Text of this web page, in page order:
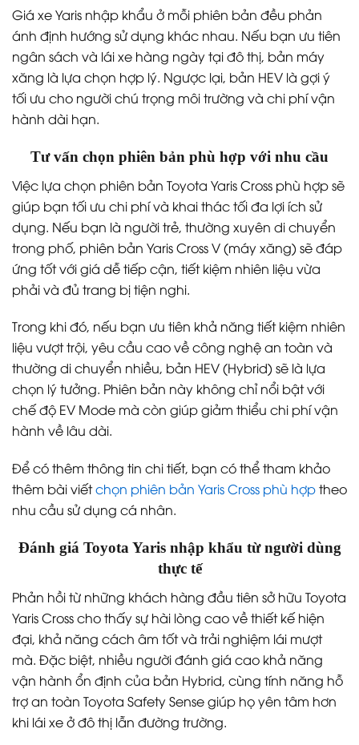
Giá xe Yaris nhập khẩu ở mỗi phiên bản đều phản
ánh định hướng sử dụng khác nhau. Nếu bạn ưu tiên
ngân sách và lái xe hàng ngày tại đô thị, bản máy
xăng là lựa chọn hợp lý. Ngược lại, bản HEV là gợi ý
tối ưu cho người chú trọng môi trường và chi phí vận
hành dài hạn.
Tư vấn chọn phiên bản phù hợp với nhu cầu
Việc lựa chọn phiên bản Toyota Yaris Cross phù hợp sẽ
giúp bạn tối ưu chi phí và khai thác tối đa lợi ích sử
dụng. Nếu bạn là người trẻ, thường xuyên di chuyển
trong phố, phiên bản Yaris Cross V (máy xăng) sẽ đáp
ứng tốt với giá dễ tiếp cận, tiết kiệm nhiên liệu vừa
phải và đủ trang bị tiện nghi.
Trong khi đó, nếu bạn ưu tiên khả năng tiết kiệm nhiên
liệu vượt trội, yêu cầu cao về công nghệ an toàn và
thường di chuyển nhiều, bản HEV (Hybrid) sẽ là lựa
chọn lý tưởng. Phiên bản này không chỉ nổi bật với
chế độ EV Mode mà còn giúp giảm thiểu chi phí vận
hành về lâu dài.
Để có thêm thông tin chi tiết, bạn có thể tham khảo
thêm bài viếtchọn phiên bản Yaris Cross phù hợptheo
nhu cầu sử dụng cá nhân.
Đánh giá Toyota Yaris nhập khẩu từ người dùng
thực tế
Phản hồi từ những khách hàng đầu tiên sở hữu Toyota
Yaris Cross cho thấy sự hài lòng cao về thiết kế hiện
đại, khả năng cách âm tốt và trải nghiệm lái mượt
mà. Đặc biệt, nhiều người đánh giá cao khả năng
vận hành ổn định của bản Hybrid, cùng tính năng hỗ
trợ an toàn Toyota Safety Sense giúp họ yên tâm hơn
khi lái xe ở đô thị lẫn đường trường.